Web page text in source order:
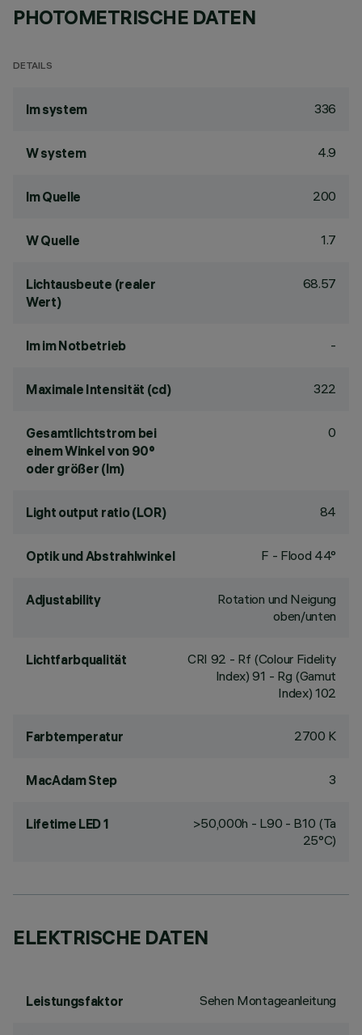
PHOTOMETRISCHE DATEN
DETAILS
lm system 336
W system 4.9
lm Quelle 200
W Quelle 1.7
Lichtausbeute (realer
Wert)
68.57
lm im Notbetrieb -
Maximale Intensität (cd) 322
Gesamtlichtstrom bei
einem Winkel von 90°
oder größer (lm)
0
Light output ratio (LOR) 84
Optik und Abstrahlwinkel F - Flood 44°
Adjustability
Rotation und Neigung
oben/unten
Lichtfarbqualität CRI 92 - Rf (Colour Fidelity
Index) 91 - Rg (Gamut
Index) 102
Farbtemperatur 2700 K
MacAdam Step 3
Lifetime LED 1
>50,000h - L90 - B10 (Ta
25°C)
ELEKTRISCHE DATEN
Leistungsfaktor Sehen Montageanleitung